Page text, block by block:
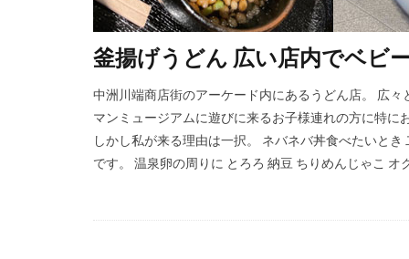
釜揚げうどん 広い店内でベビ
中洲川端商店街のアーケード内にあるうどん店。 広
マンミュージアムに遊びに来るお子様連れの方に特
しかし私が来る理由は一択。 ネバネバ丼食べたいと
です。 温泉卵の周りに とろろ 納豆 ちりめんじゃこ オ